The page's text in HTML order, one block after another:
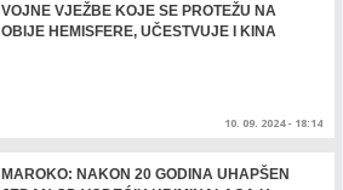
VOJNE VJEŽBE KOJE SE PROTEŽU NA
OBIJE HEMISFERE, UČESTVUJE I KINA
10. 09. 2024 - 18:14
MAROKO: NAKON 20 GODINA UHAPŠEN